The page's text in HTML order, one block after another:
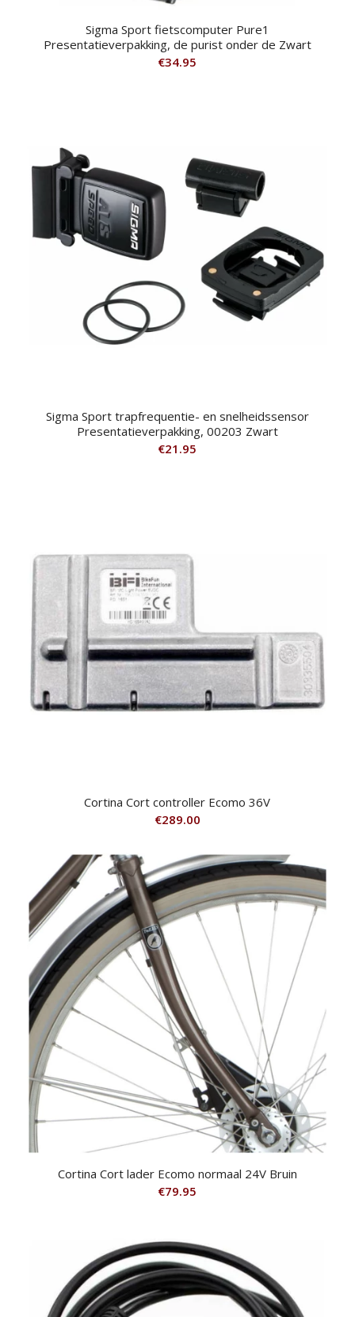
Sigma Sport fietscomputer Pure1
Presentatieverpakking, de purist onder de Zwart
€34.95
Sigma Sport trapfrequentie- en snelheidssensor
Presentatieverpakking, 00203 Zwart
€21.95
Cortina Cort controller Ecomo 36V
€289.00
Cortina Cort lader Ecomo normaal 24V Bruin
€79.95